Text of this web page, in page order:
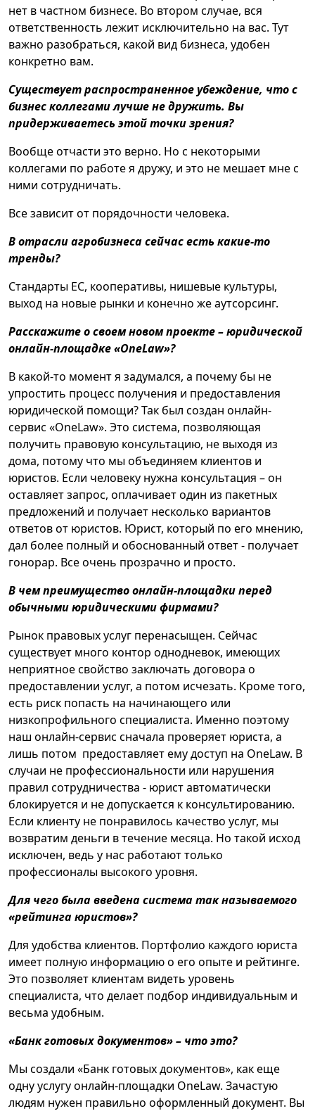
нет в частном бизнесе. Во втором случае, вся
ответственность лежит исключительно на вас. Тут
важно разобраться, какой вид бизнеса, удобен
конкретно вам.
Существует распространенное убеждение, что с
бизнес коллегами лучше не дружить. Вы
придерживаетесь этой точки зрения?
Вообще отчасти это верно. Но с некоторыми
коллегами по работе я дружу, и это не мешает мне с
ними сотрудничать.
Все зависит от порядочности человека.
В отрасли агробизнеса сейчас есть какие-то
тренды?
Стандарты ЕС, кооперативы, нишевые культуры,
выход на новые рынки и конечно же аутсорсинг.
Расскажите о своем новом проекте – юридической
онлайн-площадке «OneLaw»?
В какой-то момент я задумался, а почему бы не
упростить процесс получения и предоставления
юридической помощи? Так был создан онлайн-
сервис «OneLaw». Это система, позволяющая
получить правовую консультацию, не выходя из
дома, потому что мы объединяем клиентов и
юристов. Если человеку нужна консультация – он
оставляет запрос, оплачивает один из пакетных
предложений и получает несколько вариантов
ответов от юристов. Юрист, который по его мнению,
дал более полный и обоснованный ответ - получает
гонорар. Все очень прозрачно и просто.
В чем преимущество онлайн-площадки перед
обычными юридическими фирмами?
Рынок правовых услуг перенасыщен. Сейчас
существует много контор однодневок, имеющих
неприятное свойство заключать договора о
предоставлении услуг, а потом исчезать. Кроме того,
есть риск попасть на начинающего или
низкопрофильного специалиста. Именно поэтому
наш онлайн-сервис сначала проверяет юриста, а
лишь потом предоставляет ему доступ на OneLaw. В
случаи не профессиональности или нарушения
правил сотрудничества - юрист автоматически
блокируется и не допускается к консультированию.
Если клиенту не понравилось качество услуг, мы
возвратим деньги в течение месяца. Но такой исход
исключен, ведь у нас работают только
профессионалы высокого уровня.
Для чего была введена система так называемого
«рейтинга юристов»?
Для удобства клиентов. Портфолио каждого юриста
имеет полную информацию о его опыте и рейтинге.
Это позволяет клиентам видеть уровень
специалиста, что делает подбор индивидуальным и
весьма удобным.
«Банк готовых документов» – что это?
Мы создали «Банк готовых документов», как еще
одну услугу онлайн-площадки OneLaw. Зачастую
людям нужен правильно оформленный документ. Вы